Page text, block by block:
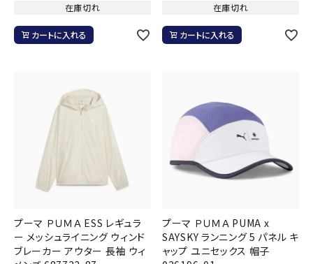
在庫切れ
カートに入れる
在庫切れ
カートに入れる
プーマ ＰＵＭＡ ESS レギュラ
ー メッシュライニング ウィンド
ブレーカー アウター 長袖 ウィ
プーマ ＰＵＭＡ PUMA x
SAYSKY ランニング 5 パネル キ
ャップ ユニセックス 帽子